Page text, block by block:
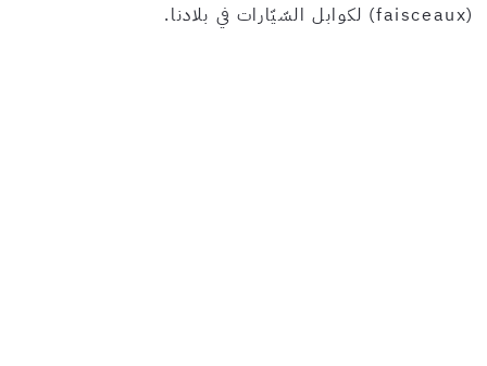
(faisceaux) لكوابل السّيّارات في بلادنا.